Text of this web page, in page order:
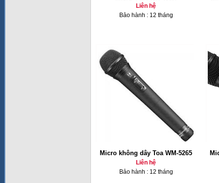
Liên hệ
Bảo hành : 12 tháng
Micro không dây Toa WM-5265
Liên hệ
Bảo hành : 12 tháng